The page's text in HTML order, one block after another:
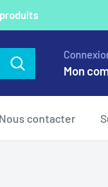
Mon
Nous contacter